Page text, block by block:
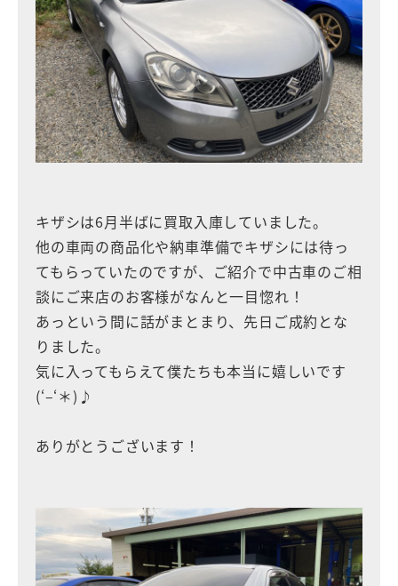
キザシは6月半ばに買取入庫していました。
他の車両の商品化や納車準備でキザシには待っ
てもらっていたのですが、ご紹介で中古車のご相
談にご来店のお客様がなんと一目惚れ！
あっという間に話がまとまり、先日ご成約とな
りました。
気に入ってもらえて僕たちも本当に嬉しいです
(‘–‘＊)♪
ありがとうございます！